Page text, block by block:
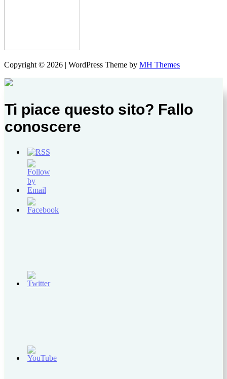
Copyright © 2026 | WordPress Theme by MH Themes
Ti piace questo sito? Fallo
conoscere